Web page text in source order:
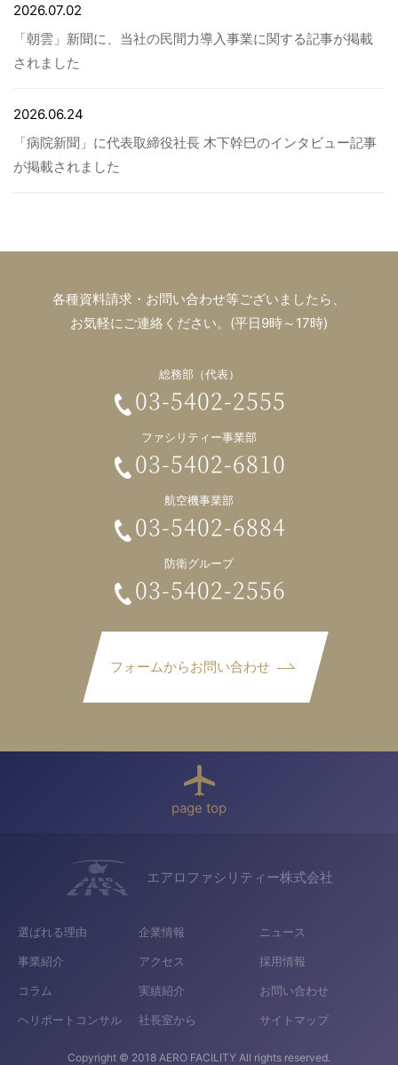
2026.07.02
「朝雲」新聞に、当社の民間力導入事業に関する記事が掲載
されました
2026.06.24
「病院新聞」に代表取締役社長 木下幹巳のインタビュー記事
が掲載されました
各種資料請求・お問い合わせ等ございましたら、
お気軽にご連絡ください。(平日9時～17時)
フォームからお問い合わせ
総務部（代表）
03-5402-2555
ファシリティー事業部
03-5402-6810
航空機事業部
03-5402-6884
防衛グループ
03-5402-2556
page top
エアロファシリティー株式会社
選ばれる理由 企業情報 ニュース
事業紹介 アクセス 採用情報
コラム 実績紹介 お問い合わせ
ヘリポートコンサル 社長室から サイトマップ
Copyright © 2018 AERO FACILITY All rights reserved.